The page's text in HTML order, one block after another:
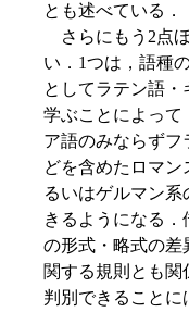
とも述べている．
さらにもう2点
い．1つは，語種
としてラテン語
学ぶことによって
ア語のみならずフ
どを含めたロマ
るいはゲルマン
きるようになる
の形式・略式の差
関する規則とも関
判別できることに